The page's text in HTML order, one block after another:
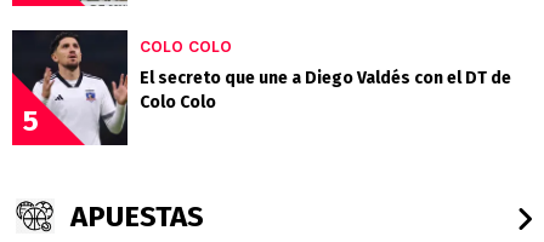
5
COLO COLO
El secreto que une a Diego Valdés con el DT de
Colo Colo
APUESTAS